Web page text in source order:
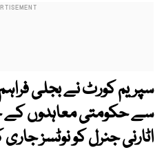
سپریم کورٹ نے بجلی
سے حکومتی معاہدوں کے
اٹارنی جنرل کو نوٹسز